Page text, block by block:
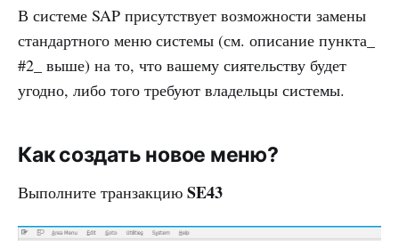
В системе SAP присутствует возможности замены
стандартного меню системы (см. описание пункта_
#2_ выше) на то, что вашему сиятельству будет
угодно, либо того требуют владельцы системы.
Как создать новое меню?
Выполните транзакцию SE43